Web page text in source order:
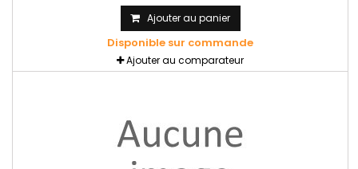
Ajouter au panier
Disponible sur commande
Ajouter au comparateur